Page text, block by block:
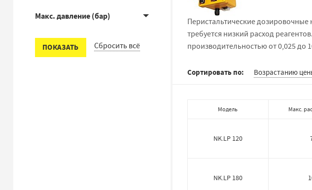
Макс. давление (бар)
ПОКАЗАТЬ Сбросить всё
Перистальтические
требуется низкий расход
производительностью от 0,025 до
Сортировать по: Возрастанию
Модель Макс.
NK.LP 120
NK.LP 180